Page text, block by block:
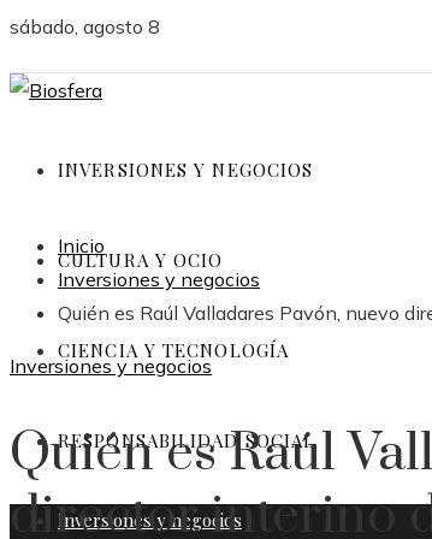
sábado, agosto 8
INVERSIONES Y NEGOCIOS
CULTURA Y OCIO
CIENCIA Y TECNOLOGÍA
RESPONSABILIDAD SOCIAL
Inversiones y negocios
Inicio
Inversiones y negocios
Quién es Raúl Valladares Pavón, nuevo
Inversiones y negocios
Quién es Raúl
director interino